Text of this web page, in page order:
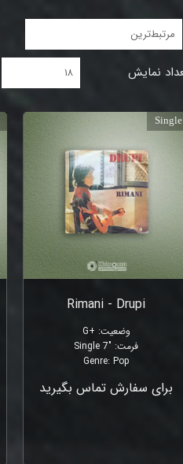
مرتبط‌ترین
نمایش ۱۸
Rimani - Drupi
وضعیت:
+G
فرمت:
"Single 7
Genre: Pop
برای سفارش تماس بگیرید
Single